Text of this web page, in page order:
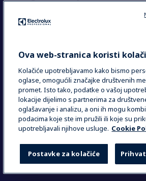
COUNTRY AND
Data Privacy Statement
Uvjeti i odredbe
Ova web-stranica koristi
Kolačiće upotrebljavamo kako bismo
oglase, omogućili značajke društvenih
promet. Isto tako, podatke o vašoj
lokacije dijelimo s partnerima za
oglašavanje i analizu, a oni ih mogu
podacima koje ste im pružili ili koje su
upotrebljavali njihove usluge. Cookie
Postavke za kolačiće